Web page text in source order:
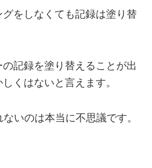
をしなくても記録は塗り替
記録を塗り替えることが出
くはないと言えます。
いのは本当に不思議です。